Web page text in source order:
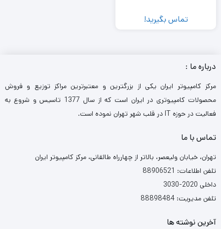
تماس بگیرید!
درباره ما :
مرکز کامپیوتر ایران یکی از بزرگترین و معتبرترین مراکز توزیع و فروش
محصولات کامپیوتری در ایران است که از سال 1377 تاسیس و شروع به
فعالیت در حوزه IT در قلب شهر تهران نموده است.
تماس با ما
تهران، خیابان ولیعصر، بالاتر از چهارراه طالقانی، مرکز کامپیوتر ایران
تلفن اطلاعات: 88906521
داخلی 2020-3030
تلفن مدیریت: 88898484
آخرین نوشته ها